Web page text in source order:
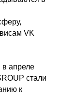
VK
в апреле
стали
к